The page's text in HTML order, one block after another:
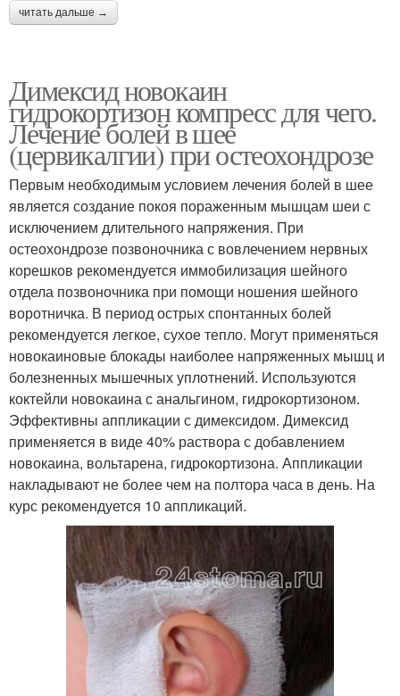
читать дальше →
Димексид новокаин
гидрокортизон компресс для чего.
Лечение болей в шее
(цервикалгии) при остеохондрозе
Первым необходимым условием лечения болей в шее
является создание покоя пораженным мышцам шеи с
исключением длительного напряжения. При
остеохондрозе позвоночника с вовлечением нервных
корешков рекомендуется иммобилизация шейного
отдела позвоночника при помощи ношения шейного
воротничка. В период острых спонтанных болей
рекомендуется легкое, сухое тепло. Могут применяться
новокаиновые блокады наиболее напряженных мышц и
болезненных мышечных уплотнений. Используются
коктейли новокаина с анальгином, гидрокортизоном.
Эффективны аппликации с димексидом. Димексид
применяется в виде 40% раствора с добавлением
новокаина, вольтарена, гидрокортизона. Аппликации
накладывают не более чем на полтора часа в день. На
курс рекомендуется 10 аппликаций.